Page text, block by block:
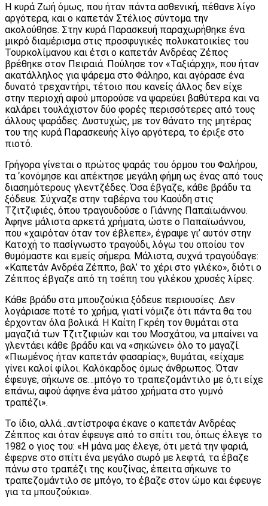
Η κυρά Ζωή όμως, που ήταν πάντα ασθενική, πέθανε λίγο
αργότερα, και ο καπετάν Στέλιος σύντομα την
ακολούθησε. Στην κυρά Παρασκευή παραχωρήθηκε ένα
μικρό διαμέρισμα στις προσφυγικές πολυκατοικίες του
Τουρκολίμανου και έτσι ο καπετάν Ανδρέας Ζέπος
βρέθηκε στον Πειραιά. Πούλησε τον «Ταξιάρχη», που ήταν
ακατάλληλος για ψάρεμα στο Φάληρο, και αγόρασε ένα
δυνατό τρεχαντήρι, τέτοιο που κανείς άλλος δεν είχε
στην περιοχή αφού μπορούσε να ψαρεύει βαθύτερα και να
καλάρει τουλάχιστον δύο φορές περισσότερες από τους
άλλους ψαράδες. Δυστυχώς, με τον θάνατο της μητέρας
του της κυρά Παρασκευής λίγο αργότερα, το έριξε στο
πιοτό.
Γρήγορα γίνεται ο πρώτος ψαράς του όρμου του Φαλήρου,
τα ‘κονόμησε και απέκτησε μεγάλη φήμη ως ένας από τους
διασημότερους γλεντζέδες. Όσα έβγαζε, κάθε βράδυ τα
ξόδευε. Σύχναζε στην ταβέρνα του Καούδη στις
Τζιτζιφιές, όπου τραγουδούσε ο Γιάννης Παπαϊωάννου.
Άφηνε μάλιστα αρκετά χρήματα, ώστε ο Παπαϊωάννου,
που «χαιρόταν όταν τον έβλεπε», έγραψε γι’ αυτόν στην
Κατοχή το πασίγνωστο τραγούδι, λόγω του οποίου τον
θυμόμαστε και εμείς σήμερα. Μάλιστα, συχνά τραγούδαγε:
«Καπετάν Ανδρέα Ζέππο, βαλ’ το χέρι στο γιλέκο», διότι ο
Ζέππος έβγαζε από τη τσέπη του γιλέκου χρυσές λίρες.
Κάθε βράδυ στα μπουζούκια ξόδευε περιουσίες. Δεν
λογάριασε ποτέ το χρήμα, γιατί νόμιζε ότι πάντα θα του
έρχονταν όλα βολικά. Η Καίτη Γκρέη τον θυμάται στα
μαγαζιά των Τζιτζιφιών και του Μοσχάτου, να μπαίνει να
γλεντάει κάθε βράδυ και να «σηκώνει» όλο το μαγαζί.
«Πιωμένος ήταν καπετάν φασαρίας», θυμάται, «είχαμε
γίνει καλοί φίλοι. Καλόκαρδος όμως άνθρωπος. Όταν
έφευγε, σήκωνε σε…μπόγο το τραπεζομάντιλο με ό,τι είχε
επάνω, αφού άφηνε ένα μάτσο χρήματα στο γυμνό
τραπέζι».
Το ίδιο, αλλά…αντίστροφα έκανε ο καπετάν Ανδρέας
Ζέππος και όταν έφευγε από το σπίτι του, όπως έλεγε το
1982 ο γιος του: «Η μάνα μας έλεγε, ότι μετά την ψαριά,
έφερνε στο σπίτι ένα μεγάλο σωρό με λεφτά, τα έβαζε
πάνω στο τραπέζι της κουζίνας, έπειτα σήκωνε το
τραπεζομάντιλο σε μπόγο, το έβαζε στον ώμο και έφευγε
για τα μπουζούκια».